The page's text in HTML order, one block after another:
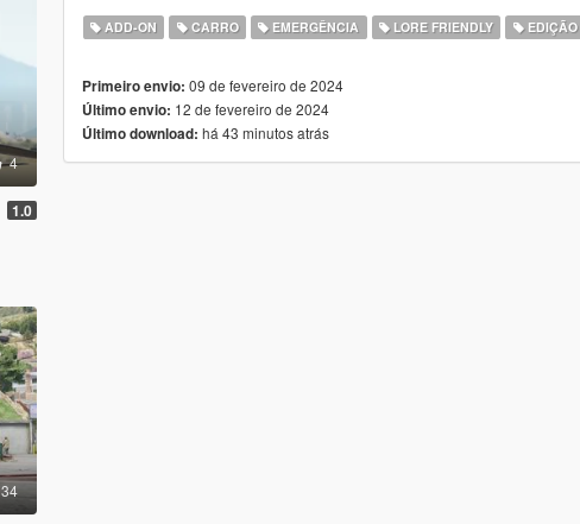
4
1.0
34
ADD-ON CARRO EMERGÊNCIA LORE FRIENDLY EDIÇÃO
Primeiro envio: 09 de fevereiro de 2024
Último envio: 12 de fevereiro de 2024
Último download: há 43 minutos atrás